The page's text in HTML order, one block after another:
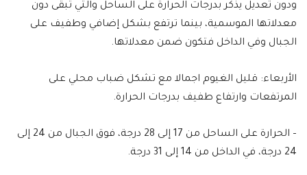
ودون تعديل يذكر بدرجات الحرارة على الساحل والتي تبقى دون
معدلاتها الموسمية، بينما ترتفع بشكل إضافي وطفيف على
الجبال وفي الداخل فتكون ضمن معدلاتها.
الأربعاء: قليل الغيوم اجمالا مع تشكل ضباب محلي على
المرتفعات وارتفاع طفيف بدرجات الحرارة.
– الحرارة على الساحل من 17 إلى 28 درجة، فوق الجبال من 24 إلى
24 درجة، في الداخل من 14 إلى 31 درجة.